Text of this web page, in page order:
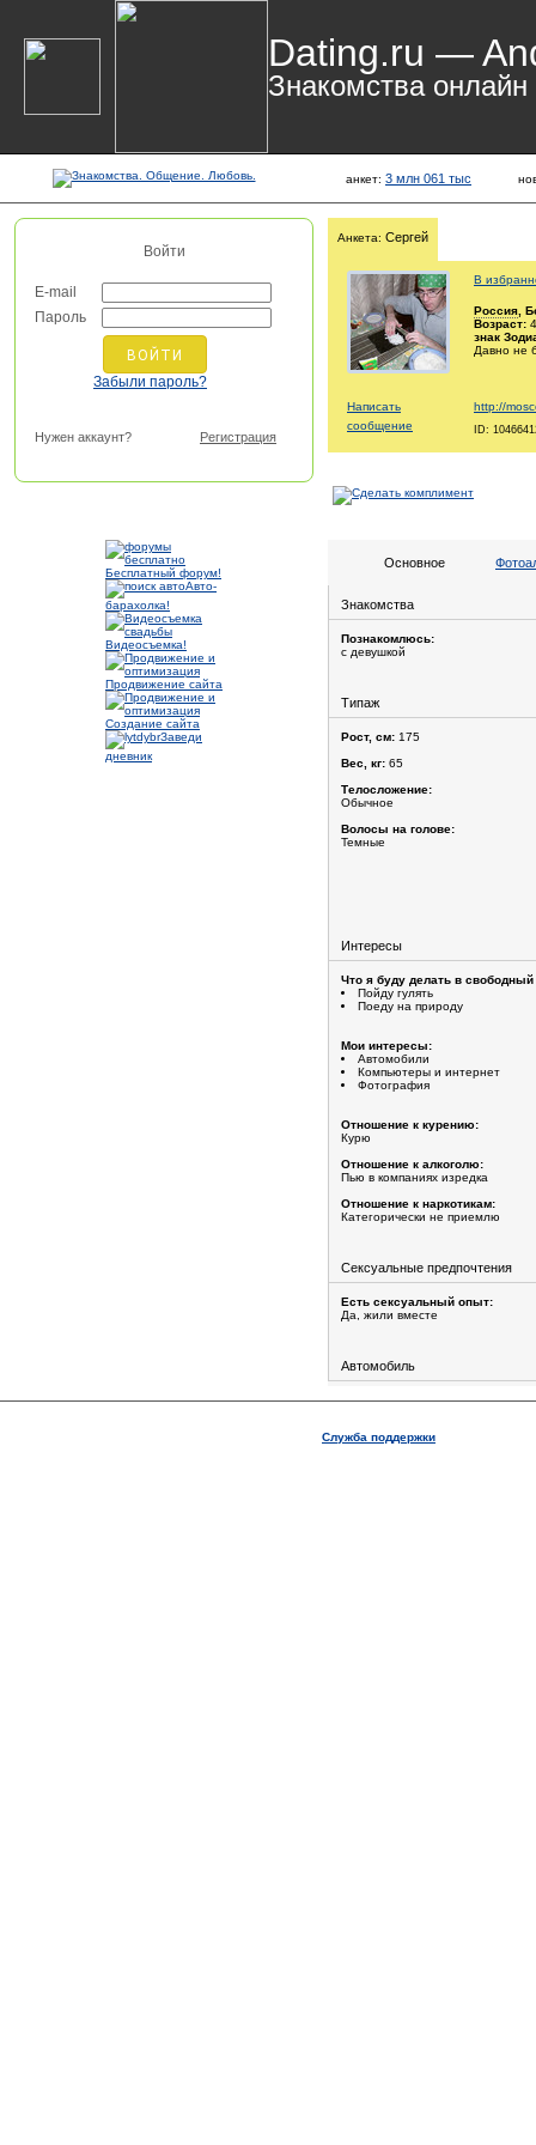
Dating.ru —
Знакомства онлайн
анкет: 3 млн 061 тыс
Войти
E-mail
Пароль
Забыли пароль?
Нужен аккаунт? Регистрация
Бесплатный форум!
Авто-
барахолка!
Видеосъемка!
Продвижение сайта
Создание сайта
Заведи
дневник
Анкета: Сергей
В
Россия ,
Возраст:
знак
Давно не
Написать
сообщение
http://
ID:
Основное
Знакомства
Познакомлюсь:
с девушкой
Типаж
Рост, см: 175
Вес, кг: 65
Телосложение:
Обычное
Волосы на голове:
Темные
Интересы
Что я буду делать в свободный
Пойду гулять
Поеду на природу
Мои интересы:
Автомобили
Компьютеры и интернет
Фотография
Отношение к курению:
Курю
Отношение к алкоголю:
Пью в компаниях изредка
Отношение к наркотикам:
Категорически не приемлю
Сексуальные предпочтения
Есть сексуальный опыт:
Да, жили вместе
Автомобиль
Служба поддержки